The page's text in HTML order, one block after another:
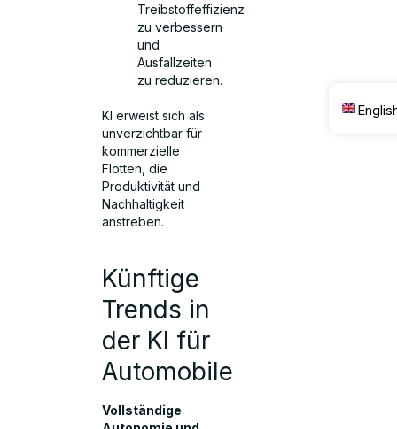
Treibstoffeffizienz
zu verbessern
und
Ausfallzeiten
zu reduzieren.
KI erweist sich als
unverzichtbar für
kommerzielle
Flotten, die
Produktivität und
Nachhaltigkeit
anstreben.
Künftige
Trends in
der KI für
Automobile
Vollständige